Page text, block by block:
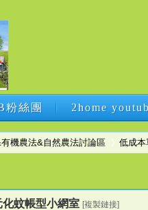
粉絲團 2home
粉絲團 2home
機農法&自然農法討論區
›
低成本
蚊帳型小網室 [複製鏈接]